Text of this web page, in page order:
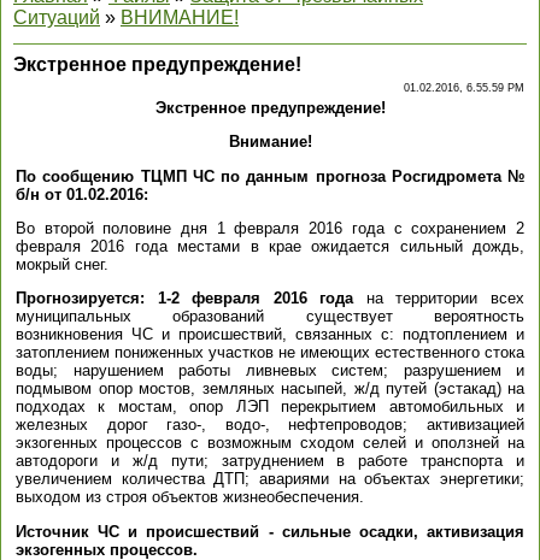
Ситуаций » ВНИМАНИЕ!
Экстренное предупреждение!
01.02.2016, 6.55.59 PM
Экстренное предупреждение!
Внимание!
По сообщению ТЦМП ЧС по данным прогноза Росгидромета №
б/н от 01.02.2016:
Во второй половине дня 1 февраля 2016 года с сохранением 2
февраля 2016 года местами в крае ожидается сильный дождь,
мокрый снег.
Прогнозируется: 1-2 февраля 2016 годана территории всех
муниципальных образований существует вероятность
возникновения ЧС и происшествий, связанных с: подтоплением и
затоплением пониженных участков не имеющих естественного стока
воды; нарушением работы ливневых систем; разрушением и
подмывом опор мостов, земляных насыпей, ж/д путей (эстакад) на
подходах к мостам, опор ЛЭП перекрытием автомобильных и
железных дорог газо-, водо-, нефтепроводов; активизацией
экзогенных процессов с возможным сходом селей и оползней на
автодороги и ж/д пути; затруднением в работе транспорта и
увеличением количества ДТП; авариями на объектах энергетики;
выходом из строя объектов жизнеобеспечения.
Источник ЧС и происшествий - сильные осадки, активизация
экзогенных процессов.